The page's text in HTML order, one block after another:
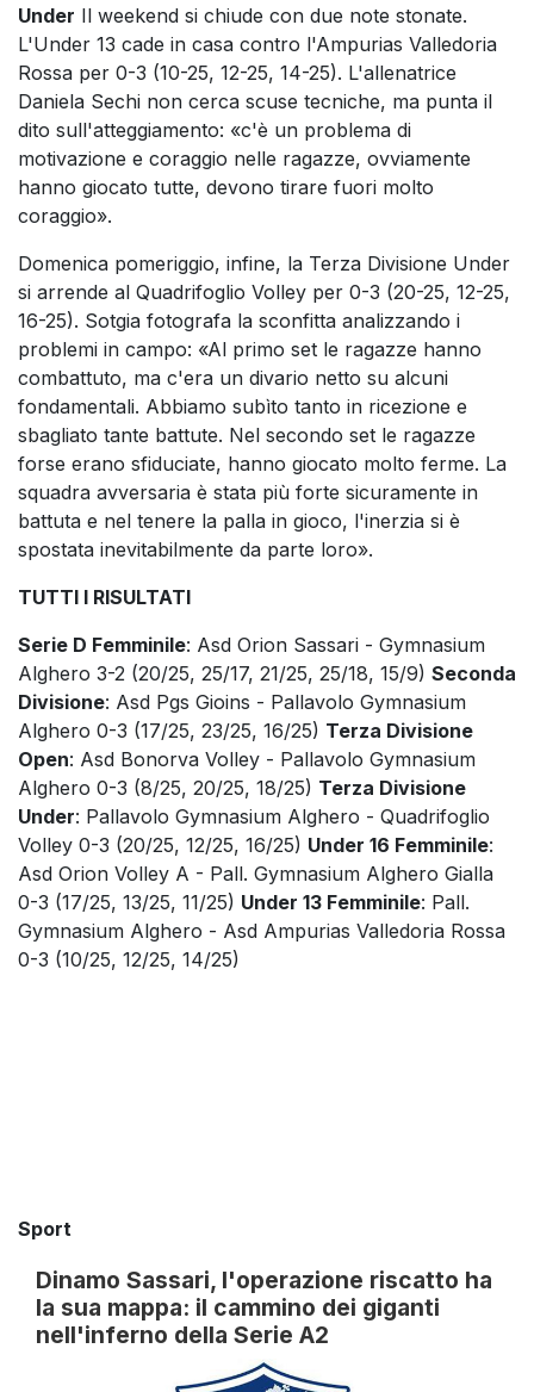
Under Il weekend si chiude con due note stonate.
L'Under 13 cade in casa contro l'Ampurias Valledoria
Rossa per 0-3 (10-25, 12-25, 14-25). L'allenatrice
Daniela Sechi non cerca scuse tecniche, ma punta il
dito sull'atteggiamento: «c'è un problema di
motivazione e coraggio nelle ragazze, ovviamente
hanno giocato tutte, devono tirare fuori molto
coraggio».
Domenica pomeriggio, infine, la Terza Divisione Under
si arrende al Quadrifoglio Volley per 0-3 (20-25, 12-25,
16-25). Sotgia fotografa la sconfitta analizzando i
problemi in campo: «Al primo set le ragazze hanno
combattuto, ma c'era un divario netto su alcuni
fondamentali. Abbiamo subìto tanto in ricezione e
sbagliato tante battute. Nel secondo set le ragazze
forse erano sfiduciate, hanno giocato molto ferme. La
squadra avversaria è stata più forte sicuramente in
battuta e nel tenere la palla in gioco, l'inerzia si è
spostata inevitabilmente da parte loro».
TUTTI I RISULTATI
Serie D Femminile: Asd Orion Sassari - Gymnasium
Alghero 3-2 (20/25, 25/17, 21/25, 25/18, 15/9) Seconda
Divisione: Asd Pgs Gioins - Pallavolo Gymnasium
Alghero 0-3 (17/25, 23/25, 16/25) Terza Divisione
Open: Asd Bonorva Volley - Pallavolo Gymnasium
Alghero 0-3 (8/25, 20/25, 18/25) Terza Divisione
Under: Pallavolo Gymnasium Alghero - Quadrifoglio
Volley 0-3 (20/25, 12/25, 16/25) Under 16 Femminile:
Asd Orion Volley A - Pall. Gymnasium Alghero Gialla
0-3 (17/25, 13/25, 11/25) Under 13 Femminile: Pall.
Gymnasium Alghero - Asd Ampurias Valledoria Rossa
0-3 (10/25, 12/25, 14/25)
Sport
Dinamo Sassari, l'operazione riscatto ha
la sua mappa: il cammino dei giganti
nell'inferno della Serie A2